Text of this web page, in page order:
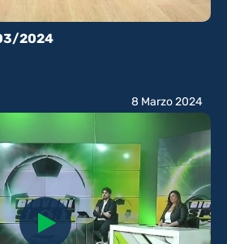
2024
8 Marzo 2024